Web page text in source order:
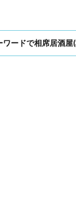
ワードで相席居酒